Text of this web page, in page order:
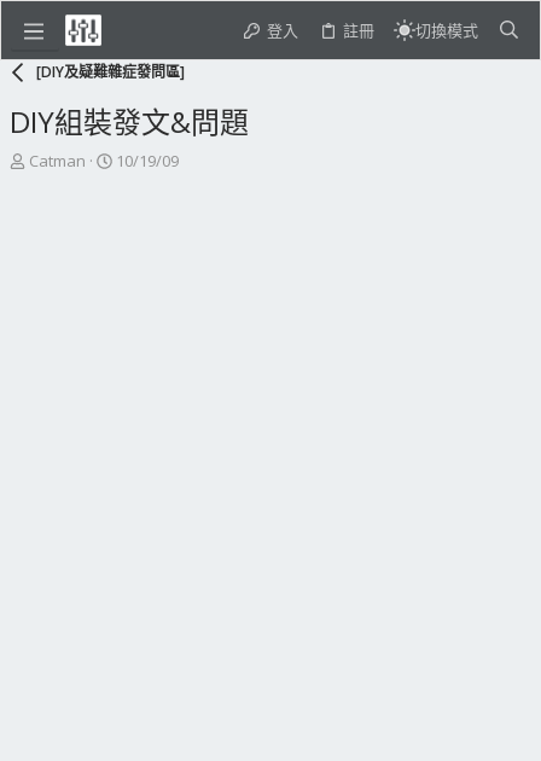
登入 註冊 切換模式
[DIY及疑難雜症發問區]
DIY組裝發文&問題
主
Catman
開
10/19/09